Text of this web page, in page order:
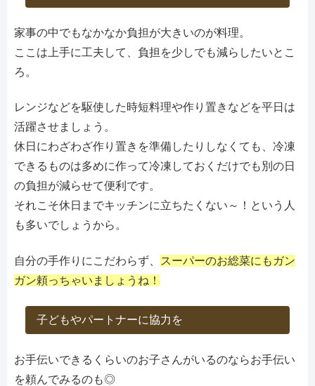
家事の中でもなかなか負担が大きいのが料理。
ここは上手に工夫して、負担を少しでも減らしたいとこ
ろ。
レンジなどを駆使した時短料理や作り置きなどを平日は
活躍させましょう。
休日にわざわざ作り置きを準備したりしなくても、冷凍
できるものは多めに作って冷凍しておくだけでも別の日
の負担が減らせて便利です。
それこそ休日までキッチンに立ちたくない～！という人
も多いでしょうから。
自分の手作りにこだわらず、
スーパーのお総菜にもガン
ガン頼っちゃいましょうね！
子どもやパートナーに協力を
お手伝いできるくらいのお子さんがいるのならお手伝い
を頼んでみるのも◎